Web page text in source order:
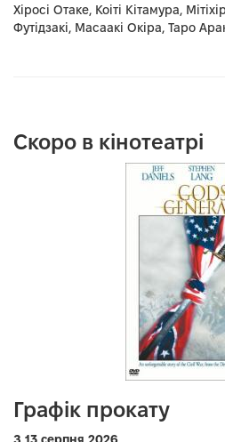
Хіросі Отаке, Коіті Кітамура,
Футідзакі, Масаакі Окіра, Таро
Скоро в кінотеатрі
Графік прокату